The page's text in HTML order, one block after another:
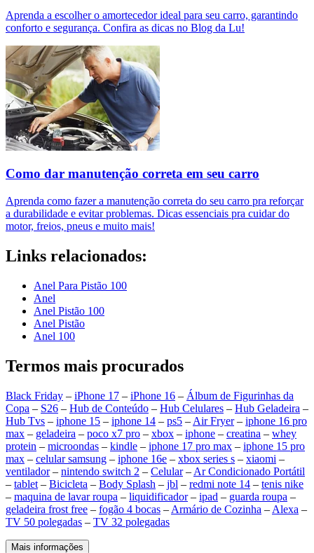
Aprenda a escolher o amortecedor ideal para seu carro, garantindo
conforto e segurança. Confira as dicas no Blog da Lu!
Como dar manutenção correta em seu carro
Aprenda como fazer a manutenção correta do seu carro pra reforçar
a durabilidade e evitar problemas. Dicas essenciais pra cuidar do
motor, freios, pneus e muito mais!
Links relacionados:
Anel Para Pistão 100
Anel
Anel Pistão 100
Anel Pistão
Anel 100
Termos mais procurados
Black Friday – iPhone 17 – iPhone 16 – Álbum de Figurinhas da
Copa – S26 – Hub de Conteúdo – Hub Celulares – Hub Geladeira –
Hub Tvs – iphone 15 – iphone 14 – ps5 – Air Fryer– iphone 16 pro
max – geladeira – poco x7 pro – xbox – iphone – creatina – whey
protein – microondas – kindle – iphone 17 pro max – iphone 15 pro
max – celular samsung – iphone 16e – xbox series s – xiaomi –
ventilador– nintendo switch 2 – Celular– Ar Condicionado Portátil
– tablet – Bicicleta – Body Splash – jbl – redmi note 14 – tenis nike
– maquina de lavar roupa – liquidificador– ipad – guarda roupa –
geladeira frost free – fogão 4 bocas – Armário de Cozinha – Alexa –
TV 50 polegadas – TV 32 polegadas
Mais informações